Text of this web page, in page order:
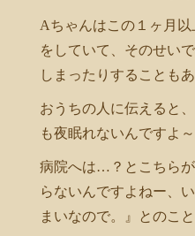
Aちゃんはこの１ヶ月
をしていて、そのせい
しまったりすることもあ
おうちの人に伝えると
も夜眠れないんですよ
病院へは…？とこちら
らないんですよねー、
まいなので。』とのこと